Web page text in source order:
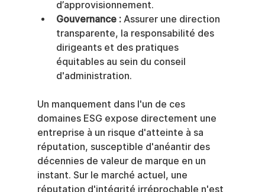
d’approvisionnement.
Gouvernance : Assurer une direction
transparente, la responsabilité des
dirigeants et des pratiques
équitables au sein du conseil
d'administration.
Un manquement dans l'un de ces
domaines ESG expose directement une
entreprise à un risque d'atteinte à sa
réputation, susceptible d'anéantir des
décennies de valeur de marque en un
instant. Sur le marché actuel, une
réputation d'intégrité irréprochable n'est